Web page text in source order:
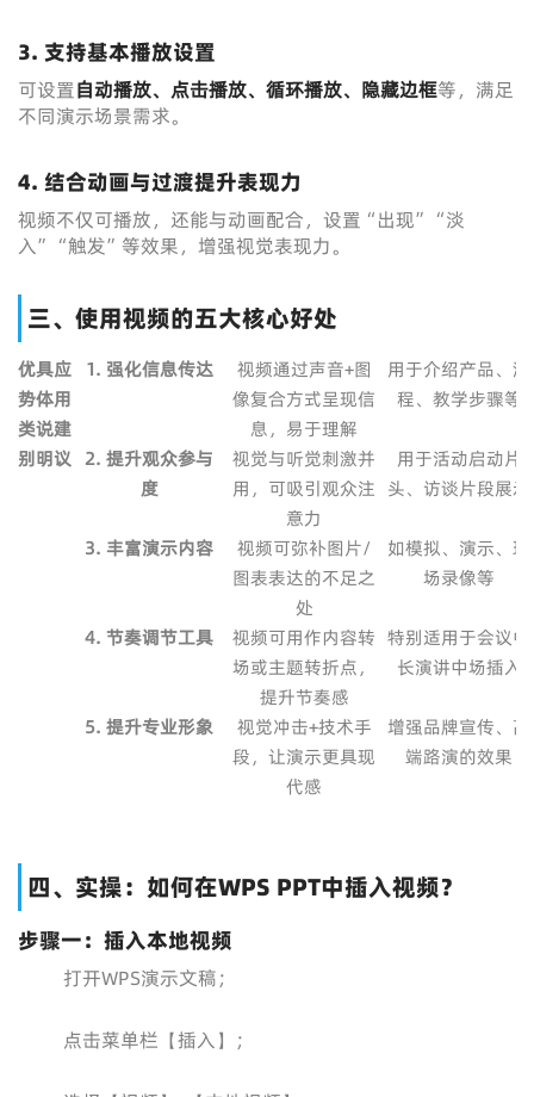
3. 支持基本播放设置
可设置自动播放、点击播放、循环播放、隐藏边框等，满足
不同演示场景需求。
4. 结合动画与过渡提升表现力
视频不仅可播放，还能与动画配合，设置“出现”“淡
入”“触发”等效果，增强视觉表现力。
三、使用视频的五大核心好处
优
势
类
别
具
体
说
明
应
用
建
议
1. 强化信息传达
视频通过声音+图
像复合方式呈现信
息，易于理解
用于介绍产品、流
程、教学步骤等
2. 提升观众参与
度
视觉与听觉刺激并
用，可吸引观众注
意力
用于活动启动片
头、访谈片段展示
3. 丰富演示内容
视频可弥补图片/
图表表达的不足之
处
如模拟、演示、现
场录像等
4. 节奏调节工具
视频可用作内容转
场或主题转折点，
提升节奏感
特别适用于会议中
长演讲中场插入
5. 提升专业形象
视觉冲击+技术手
段，让演示更具现
代感
增强品牌宣传、高
端路演的效果
四、实操：如何在WPS PPT中插入视频？
步骤一：插入本地视频
打开WPS演示文稿；
点击菜单栏【插入】；